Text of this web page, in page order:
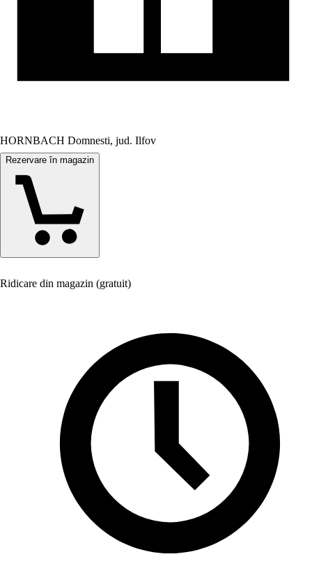
HORNBACH Domnesti, jud. Ilfov
Rezervare în magazin
Ridicare din magazin (gratuit)